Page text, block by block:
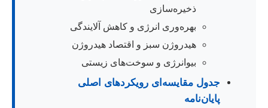
ذخیره‌سازی
بهره‌وری انرژی و کاهش آلایندگی
هیدروژن سبز و اقتصاد هیدروژن
بیوانرژی و سوخت‌های زیستی
جدول مقایسه‌ای رویکردهای اصلی
پایان‌نامه